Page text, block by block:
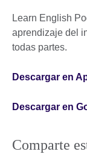
Learn English
aprendizaje del
todas partes.
Descargar en
Descargar en
Comparte